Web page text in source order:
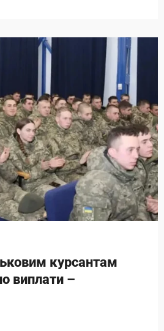
курсантам
виплати –